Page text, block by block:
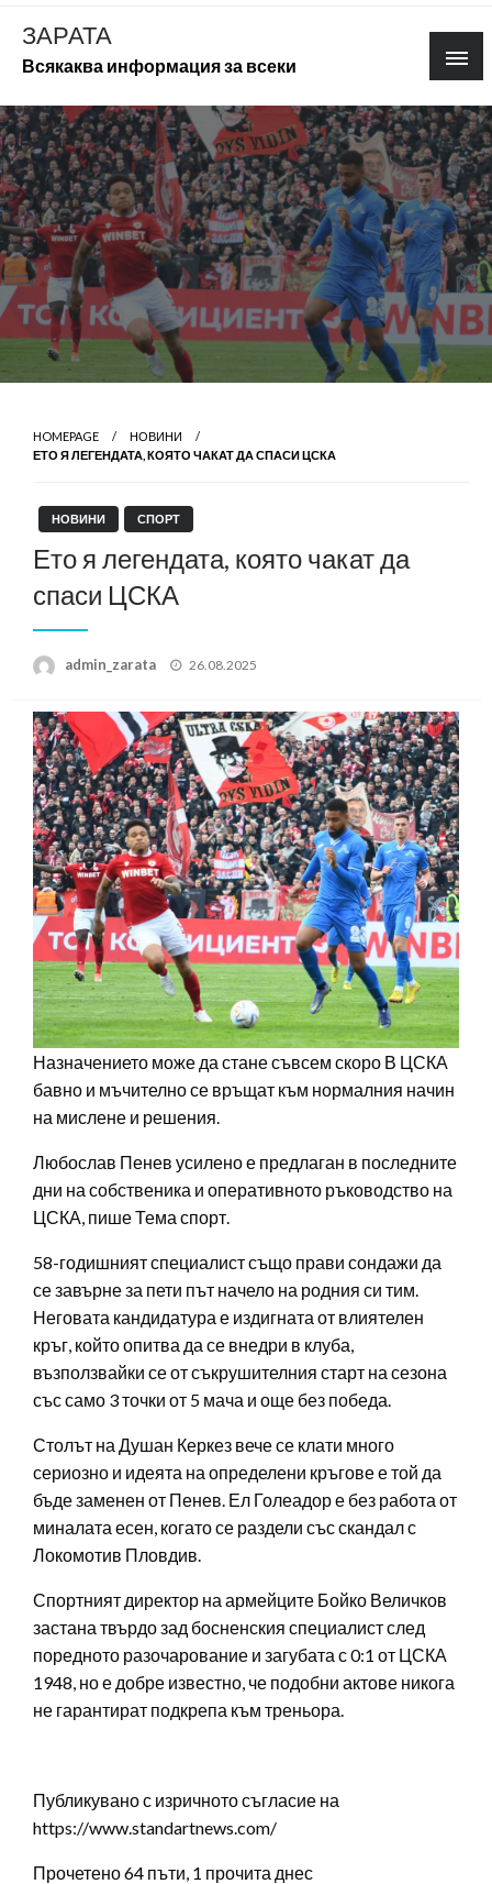
Skip
content
ЗАРАТА
Всякаква информация за всеки
HOMEPAGE
НОВИНИ
ЕТО Я ЛЕГЕНДАТА, КОЯТО ЧАКАТ ДА СПАСИ ЦСКА
НОВИНИ СПОРТ
Ето я легендата, която чакат да
спаси ЦСКА
admin_zarata
Posted
26.08.2025
Назначението може да стане съвсем скоро В ЦСКА
бавно и мъчително се връщат към нормалния начин
на мислене и решения.
Любослав Пенев усилено е предлаган в последните
дни на собственика и оперативното ръководство на
ЦСКА, пише Тема спорт.
58-годишният специалист също прави сондажи да
се завърне за пети път начело на родния си тим.
Неговата кандидатура е издигната от влиятелен
кръг, който опитва да се внедри в клуба,
възползвайки се от съкрушителния старт на сезона
със само 3 точки от 5 мача и още без победа.
Столът на Душан Керкез вече се клати много
сериозно и идеята на определени кръгове е той да
бъде заменен от Пенев. Ел Голеадор е без работа от
миналата есен, когато се раздели със скандал с
Локомотив Пловдив.
Спортният директор на армейците Бойко Величков
застана твърдо зад босненския специалист след
поредното разочарование и загубата с 0:1 от ЦСКА
1948, но е добре известно, че подобни актове никога
не гарантират подкрепа към треньора.
Публикувано с изричното съгласие на
https://www.standartnews.com/
Прочетено 64 пъти, 1 прочита днес